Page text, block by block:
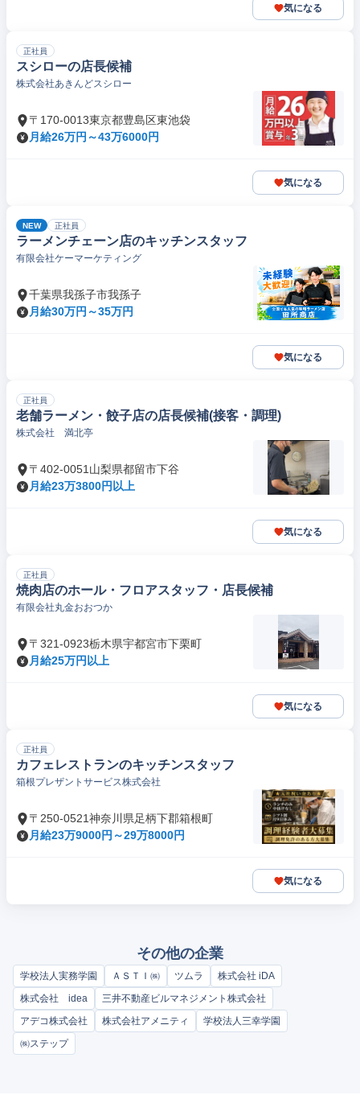
気になる
正社員
スシローの店長候補
株式会社あきんどスシロー
〒170-0013東京都豊島区東池袋
月給26万円～43万6000円
気になる
NEW 正社員
ラーメンチェーン店のキッチンスタッフ
有限会社ケーマーケティング
千葉県我孫子市我孫子
月給30万円～35万円
気になる
正社員
老舗ラーメン・餃子店の店長候補(接客・調理)
株式会社 満北亭
〒402-0051山梨県都留市下谷
月給23万3800円以上
気になる
正社員
焼肉店のホール・フロアスタッフ・店長候補
有限会社丸金おおつか
〒321-0923栃木県宇都宮市下栗町
月給25万円以上
気になる
正社員
カフェレストランのキッチンスタッフ
箱根プレザントサービス株式会社
〒250-0521神奈川県足柄下郡箱根町
月給23万9000円～29万8000円
気になる
その他の企業
学校法人実務学園 ＡＳＴＩ㈱ ツムラ
株式会社 iDA
株式会社 idea
三井不動産ビルマネジメント株式会社
アデコ株式会社
株式会社アメニティ
学校法人三幸学園
㈱ステップ